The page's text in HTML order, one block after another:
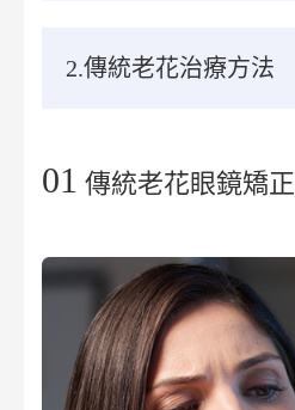
2.傳統老花治療方法
01 傳統老花眼鏡矯正